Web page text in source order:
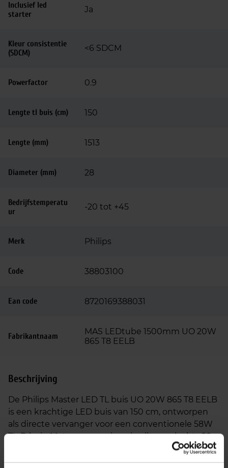
Inclusief led
starter
Ja
Kleur consistentie
(SDCM)
<6 SDCM
Powerfactor 0.9
Lengte tl buis (cm) 150
Lengte (mm) 1513
Diameter (mm) 28
Bedrijfstemperatu
ur
-20 tot +45
Merk Philips
Code 38803100
Ean code 8720169388031
Fabrikantnaam
MAS LEDtube 1500mm UO 20W
865 T8 EELB
Beschrijving
De Philips Master LED TL buis UO 20W 865 T8 EELB
is een krachtige LED buis van 150 cm, ontworpen
als directe vervanger voor een conventionele 58W
TL-D buis. Met een energieverbruik van slechts 20
energiebesparing van meer
dan 60%, zonder concessies te doen aan prestaties